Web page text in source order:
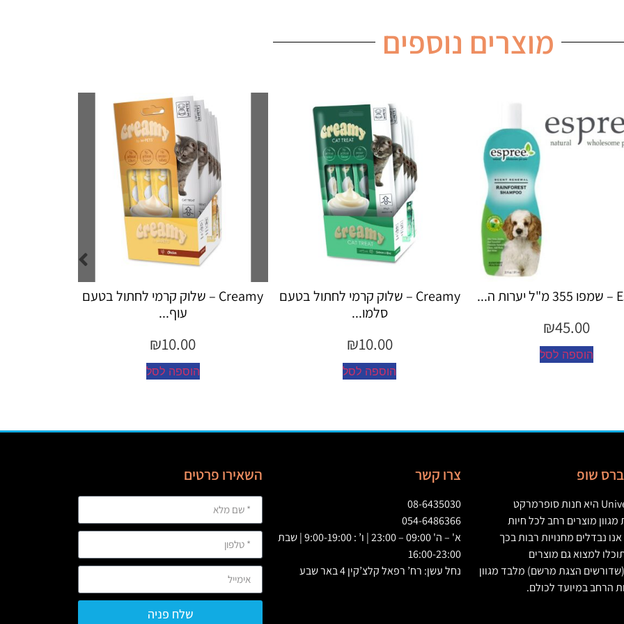
מוצרים נוספים
Creamy – שלוק קרמי לחתול בטעם
10.00
Creamy – שלוק קרמי לחתול בטעם
10.00
הוספה לסל
Creamy – שלוק קרמי לחתול לטיפול
10.00
הוספה לסל
שופ
היא חנות סופרמרקט
מוצרים רחב לכל חיות
אנו נבדלים מחנויות רבות בכך
למצוא גם מוצרים
(שדורשים הצגת מרשם) מלבד מגוון
הרחב במיועד לכולם.
צרו קשר
08-6435030
054-6486366
א' – ה' 09:00 – 23:00 | ו’ : 9:00-19:00 | שבת
16:00-23:00
נחל עשן: רח’ רפאל קלצ’קין 4 באר שבע
השאירו פרטים
שלח פניה